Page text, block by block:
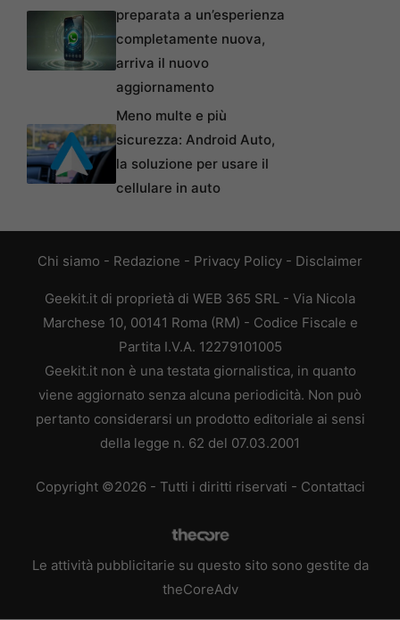
preparata a un’esperienza
completamente nuova,
arriva il nuovo
aggiornamento
Meno multe e più
sicurezza: Android Auto,
la soluzione per usare il
cellulare in auto
Chi siamo - Redazione - Privacy Policy - Disclaimer
Geekit.it di proprietà di WEB 365 SRL - Via Nicola
Marchese 10, 00141 Roma (RM) - Codice Fiscale e
Partita I.V.A. 12279101005
Geekit.it non è una testata giornalistica, in quanto
viene aggiornato senza alcuna periodicità. Non può
pertanto considerarsi un prodotto editoriale ai sensi
della legge n. 62 del 07.03.2001
Copyright ©2026 - Tutti i diritti riservati - Contattaci
Le attività pubblicitarie su questo sito sono gestite da
theCoreAdv